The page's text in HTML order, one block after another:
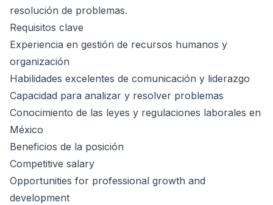
resolución de problemas.
Requisitos clave
Experiencia en gestión de recursos humanos y
organización
Habilidades excelentes de comunicación y liderazgo
Capacidad para analizar y resolver problemas
Conocimiento de las leyes y regulaciones laborales en
México
Beneficios de la posición
Competitive salary
Opportunities for professional growth and
development